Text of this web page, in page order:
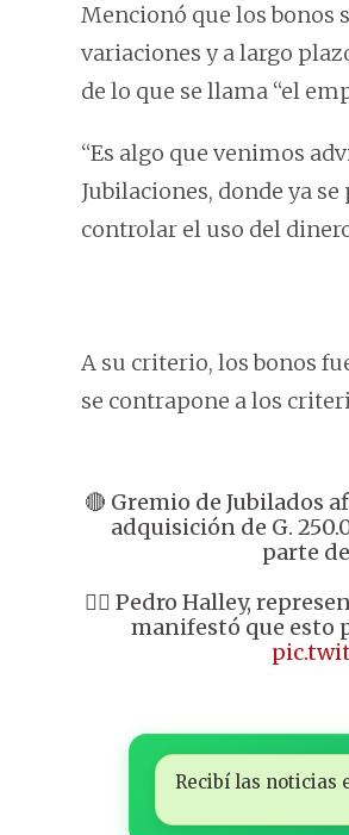
Mencionó que los bonos
variaciones y a largo
de lo que se llama “el
“Es algo que venimos
Jubilaciones, donde ya
controlar el uso del
A su criterio, los bonos
se contrapone a los
🔴 Gremio de Jubilados
adquisición de G.
parte
👉🏼 Pedro Halley,
manifestó que esto
Recibí las noticias